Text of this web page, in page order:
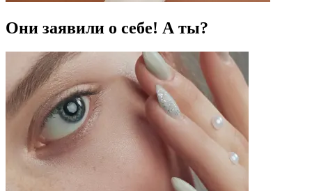
Они заявили о себе! А ты?